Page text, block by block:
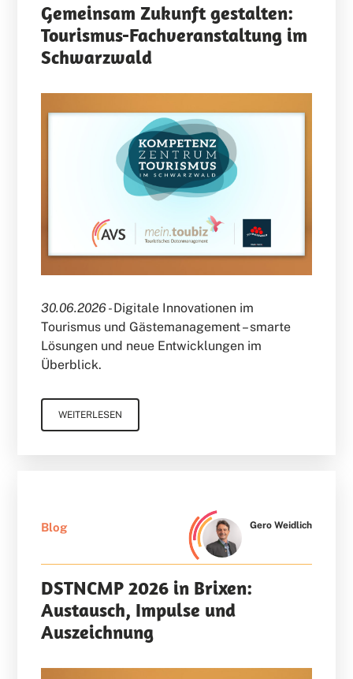
Gemeinsam Zukunft gestalten:
Tourismus-Fachveranstaltung im
Schwarzwald
30.06.2026 -Digitale Innovationen im
Tourismus und Gästemanagement – smarte
Lösungen und neue Entwicklungen im
Überblick.
WEITERLESEN
Blog Gero Weidlich
DSTNCMP 2026 in Brixen:
Austausch, Impulse und
Auszeichnung